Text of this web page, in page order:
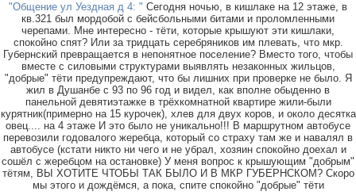
"Общение ул Уездная д 4: " Сегодня ночью, в кишлаке на 12 этаже, в
кв.321 был мордобой с бейсбольными битами и проломленными
черепами. Мне интересно - тёти, которые крышуют эти кишлаки,
спокойно спят? Или за тридцать серебряников им плевать, что мкр.
Губернский превращается в непонятное поселение? Вместо того, чтобы
вместе с силовыми структурами выявлять незаконных жильцов,
"добрые" тёти предупреждают, что бы лишних при проверке не было. Я
жил в Душанбе с 93 по 96 год и видел, как вполне обыденно в
панельной девятиэтажке в трёхкомнатной квартире жили-были
курятник(примерно на 15 курочек), хлев для двух коров, и около десятка
овец.... на 4 этаже И это было не уникально!!! В маршрутном автобусе
перевозили годовалого жеребца, который со страху там же и навалял в
автобусе (кстати никто ни чего и не убрал, хозяин спокойно доехал и
сошёл с жеребцом на остановке) У меня вопрос к крышующим "добрым"
тётям, ВЫ ХОТИТЕ ЧТОБЫ ТАК БЫЛО И В МКР ГУБЕРНСКОМ? Скоро
мы этого и дождёмся, а пока, спите спокойно "добрые" тёти